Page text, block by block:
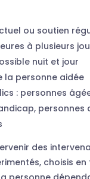
ou soutien
à plusieurs
nuit et jour
la personne aidée
: personnes
personnes
des
choisis